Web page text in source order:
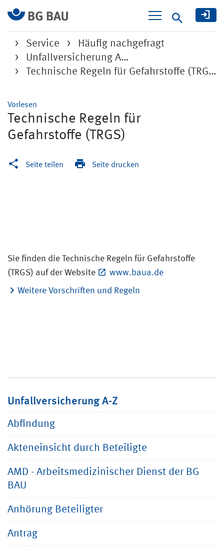
Suche
Service
Häufig nachgefragt
Unfallversicherung A…
Technische Regeln für Gefahrstoffe (TRGS)
Vorlesen
Technische Regeln für
Gefahrstoffe (TRGS)
Seite teilen Seite drucken
Sie finden die Technische Regeln für Gefahrstoffe
(TRGS) auf der Website
www.baua.de
Weitere Vorschriften und Regeln
Unfallversicherung A-Z
Abfindung
Akteneinsicht durch Beteiligte
AMD - Arbeitsmedizinischer Dienst der BG
BAU
Anhörung Beteiligter
Antrag